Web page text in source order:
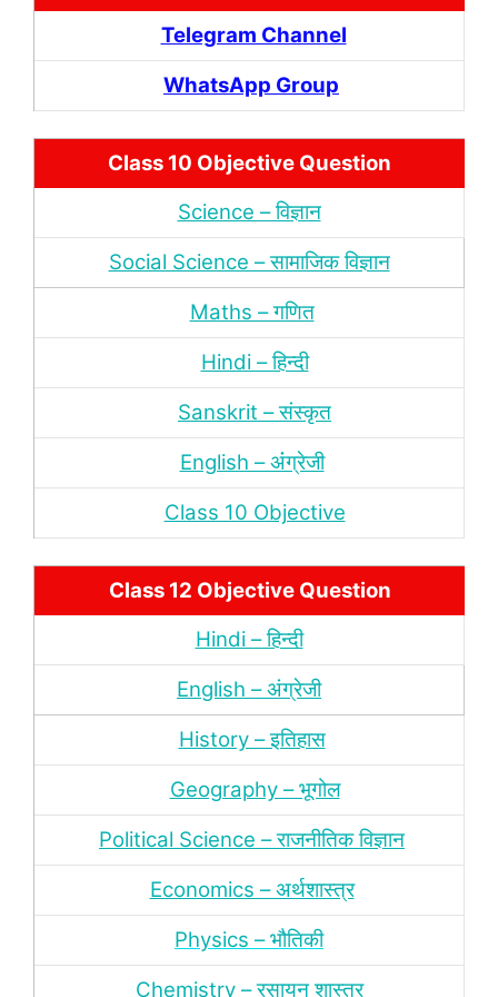
Telegram Channel
WhatsApp Group
Class 10 Objective Question
Science – विज्ञान
Social Science – सामाजिक विज्ञान
Maths – गणित
Hindi – हिन्‍दी
Sanskrit – संस्‍कृत
English – अंंग्रेजी
Class 10 Objective
Class 12 Objective Question
Hindi – हिन्‍दी
English – अंग्रेजी
History – इतिहास
Geography – भूगोल
Political Science – राजनीतिक विज्ञान
Economics – अर्थशास्‍त्र
Physics – भौतिकी
Chemistry – रसायन शास्‍त्र